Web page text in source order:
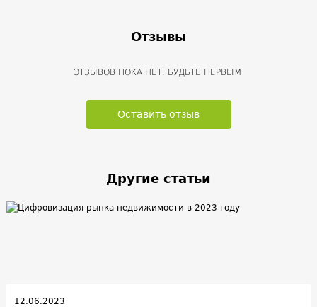
Отзывы
ОТЗЫВОВ ПОКА НЕТ. БУДЬТЕ ПЕРВЫМ!
Оставить отзыв
Другие статьи
12.06.2023